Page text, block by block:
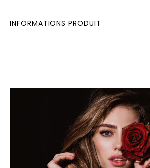
INFORMATIONS PRODUIT